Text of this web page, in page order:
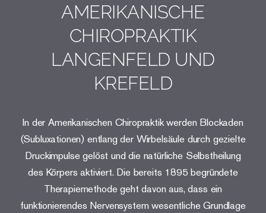
AMERIKANISCHE
CHIROPRAKTIK
LANGENFELD UND
KREFELD
In der Amerikanischen Chiropraktik werden Blockaden
(Subluxationen) entlang der Wirbelsäule durch gezielte
Druckimpulse gelöst und die natürliche Selbstheilung
des Körpers aktiviert. Die bereits 1895 begründete
Therapiemethode geht davon aus, dass ein
funktionierendes Nervensystem wesentliche Grundlage